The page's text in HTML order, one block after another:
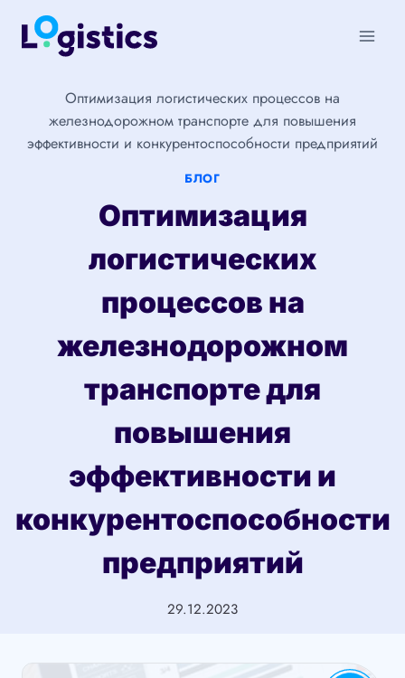
Перейти
Оптимизация логистических процессов на
железнодорожном транспорте для повышения
эффективности и конкурентоспособности предприятий
БЛОГ
Оптимизация
логистических
процессов на
железнодорожном
транспорте для
повышения
эффективности и
конкурентоспособности
предприятий
29.12.2023